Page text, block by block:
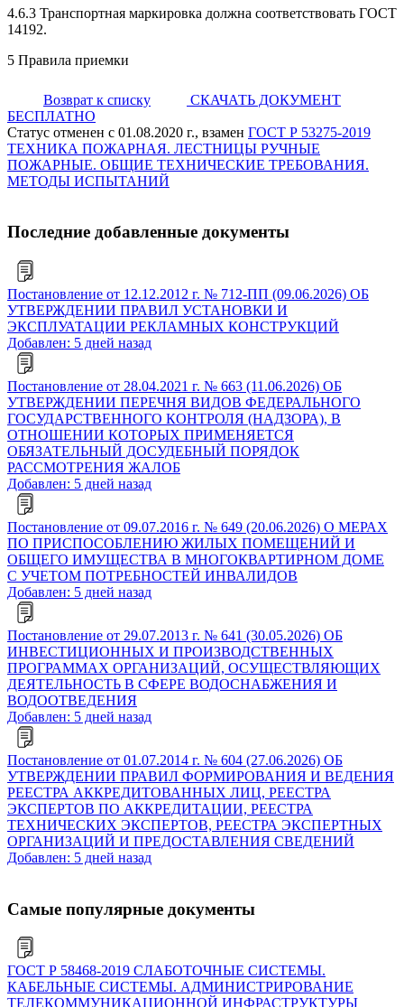
4.6.3 Транспортная маркировка должна соответствовать ГОСТ
14192.
5 Правила приемки
Возврат к списку
СКАЧАТЬ ДОКУМЕНТ
БЕСПЛАТНО
Статус отменен с 01.08.2020 г., взамен ГОСТ Р 53275-2019
ТЕХНИКА ПОЖАРНАЯ. ЛЕСТНИЦЫ РУЧНЫЕ
ПОЖАРНЫЕ. ОБЩИЕ ТЕХНИЧЕСКИЕ ТРЕБОВАНИЯ.
МЕТОДЫ ИСПЫТАНИЙ
Последние добавленные документы
Постановление от 12.12.2012 г. № 712-ПП (09.06.2026) ОБ
УТВЕРЖДЕНИИ ПРАВИЛ УСТАНОВКИ И
ЭКСПЛУАТАЦИИ РЕКЛАМНЫХ КОНСТРУКЦИЙ
Добавлен: 5 дней назад
Постановление от 28.04.2021 г. № 663 (11.06.2026) ОБ
УТВЕРЖДЕНИИ ПЕРЕЧНЯ ВИДОВ ФЕДЕРАЛЬНОГО
ГОСУДАРСТВЕННОГО КОНТРОЛЯ (НАДЗОРА), В
ОТНОШЕНИИ КОТОРЫХ ПРИМЕНЯЕТСЯ
ОБЯЗАТЕЛЬНЫЙ ДОСУДЕБНЫЙ ПОРЯДОК
РАССМОТРЕНИЯ ЖАЛОБ
Добавлен: 5 дней назад
Постановление от 09.07.2016 г. № 649 (20.06.2026) О МЕРАХ
ПО ПРИСПОСОБЛЕНИЮ ЖИЛЫХ ПОМЕЩЕНИЙ И
ОБЩЕГО ИМУЩЕСТВА В МНОГОКВАРТИРНОМ ДОМЕ
С УЧЕТОМ ПОТРЕБНОСТЕЙ ИНВАЛИДОВ
Добавлен: 5 дней назад
Постановление от 29.07.2013 г. № 641 (30.05.2026) ОБ
ИНВЕСТИЦИОННЫХ И ПРОИЗВОДСТВЕННЫХ
ПРОГРАММАХ ОРГАНИЗАЦИЙ, ОСУЩЕСТВЛЯЮЩИХ
ДЕЯТЕЛЬНОСТЬ В СФЕРЕ ВОДОСНАБЖЕНИЯ И
ВОДООТВЕДЕНИЯ
Добавлен: 5 дней назад
Постановление от 01.07.2014 г. № 604 (27.06.2026) ОБ
УТВЕРЖДЕНИИ ПРАВИЛ ФОРМИРОВАНИЯ И ВЕДЕНИЯ
РЕЕСТРА АККРЕДИТОВАННЫХ ЛИЦ, РЕЕСТРА
ЭКСПЕРТОВ ПО АККРЕДИТАЦИИ, РЕЕСТРА
ТЕХНИЧЕСКИХ ЭКСПЕРТОВ, РЕЕСТРА ЭКСПЕРТНЫХ
ОРГАНИЗАЦИЙ И ПРЕДОСТАВЛЕНИЯ СВЕДЕНИЙ
Добавлен: 5 дней назад
Самые популярные документы
ГОСТ Р 58468-2019 СЛАБОТОЧНЫЕ СИСТЕМЫ.
КАБЕЛЬНЫЕ СИСТЕМЫ. АДМИНИСТРИРОВАНИЕ
ТЕЛЕКОММУНИКАЦИОННОЙ ИНФРАСТРУКТУРЫ